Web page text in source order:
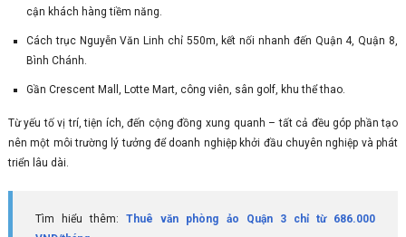
cận khách hàng tiềm năng.
Cách trục Nguyễn Văn Linh chỉ 550m, kết nối nhanh đến Quận 4, Quận 8,
Bình Chánh.
Gần Crescent Mall, Lotte Mart, công viên, sân golf, khu thể thao.
Từ yếu tố vị trí, tiện ích, đến cộng đồng xung quanh – tất cả đều góp phần tạo
nên một môi trường lý tưởng để doanh nghiệp khởi đầu chuyên nghiệp và phát
triển lâu dài.
Tìm hiểu thêm:Thuê văn phòng ảo Quận 3 chỉ từ 686.000